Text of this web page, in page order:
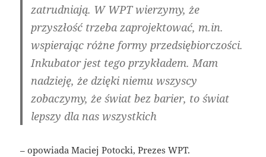
zatrudniają. W WPT wierzymy, że
przyszłość trzeba zaprojektować, m.in.
wspierając różne formy przedsiębiorczości.
Inkubator jest tego przykładem. Mam
nadzieję, że dzięki niemu wszyscy
zobaczymy, że świat bez barier, to świat
lepszy dla nas wszystkich
– opowiada Maciej Potocki, Prezes WPT.